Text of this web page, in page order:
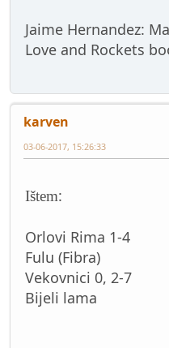
Jaime Hernandez:
Love and Rockets
karven
03-06-2017, 15:26:33
Ištem:
Orlovi Rima 1-4
Fulu (Fibra)
Vekovnici 0, 2-7
Bijeli lama